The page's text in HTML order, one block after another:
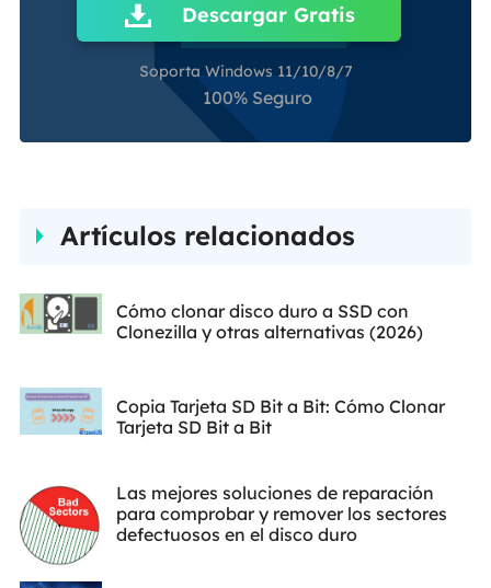
Descargar Gratis
Soporta Windows 11/10/8/7
100% Seguro
Artículos relacionados
Cómo clonar disco duro a SSD con
Clonezilla y otras alternativas (2026)
Copia Tarjeta SD Bit a Bit: Cómo Clonar
Tarjeta SD Bit a Bit
Las mejores soluciones de reparación
para comprobar y remover los sectores
defectuosos en el disco duro